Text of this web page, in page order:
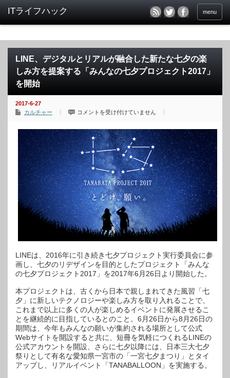
menu
LINE、デジタルとリアルが融合した新たな七夕の楽
しみ方を提案する「みんなの七夕プロジェクト2017」
を開始
2017-6-27
カルチャー
LINE、
タ
ル
と
リ
ア
ル
が
融
合
し
た
新
た
な
七
夕
の
楽
し
方
を
提
案
す
「み
ん
な
の
七
夕
プ
ロ
ジ
ェ
ク
ト
2017」
を
コメントを受け付けていません
LINEは、2016年に引き続き七夕プロジェクト実行委員会に参
画し、七夕のリデザインを目的としたプロジェクト「みんな
の七夕プロジェクト2017」を2017年6月26日より開始した。
本プロジェクトは、古くから日本で親しまれてきた風習「七
夕」に新しいテクノロジーや楽しみ方を取り入れることで、
これまで以上に多くの人が楽しめるイベントに発展させるこ
とを継続的に目指しているとのこと。6月26日から8月26日の
期間は、今年もみんなの願いが集約される場所として公式
Webサイトを開設すると共に、短冊を気軽につくれるLINEの
公式アカウントを開設、さらに七夕以降には、日本三大七夕
祭りとして有名な愛知県一宮市の「一宮七夕まつり」とタイ
アップし、リアルイベント「TANABALLOON」を実施する。